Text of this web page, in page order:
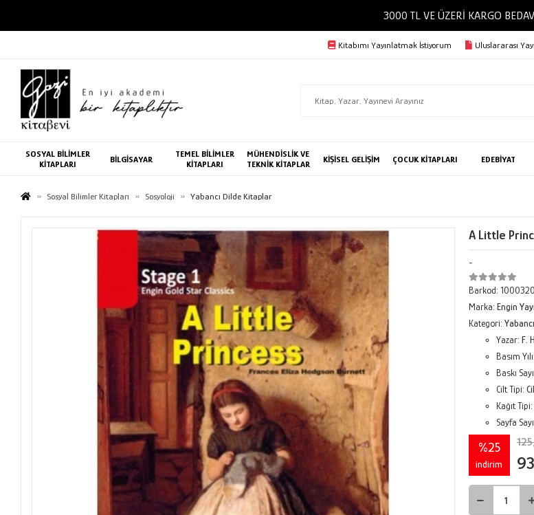
3000 TL VE ÜZERİ KARGO
Kitabımı Yayınlatmak İstiyorum Uluslararası
SOSYAL BİLİMLER
KİTAPLARI
BİLGİSAYAR
TEMEL BİLİMLER
KİTAPLARI
MÜHENDİSLİK VE
TEKNİK KİTAPLAR
KİŞİSEL GELİŞİM ÇOCUK KİTAPLARI EDEBİYAT
Sosyal Bilimler Kitapları Sosyoloji Yabancı Dilde Kitaplar
A Little
-
Barkod:
Marka: Engin
Kategori:
Yazar: F.
Basım Yılı:
Baskı
Cilt Tipi:
Kağıt Tipi:
Sayfa
%25
indirim